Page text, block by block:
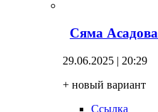
Сяма Асадова
29.06.2025 | 20:29
+ новый вариант
Ссылка